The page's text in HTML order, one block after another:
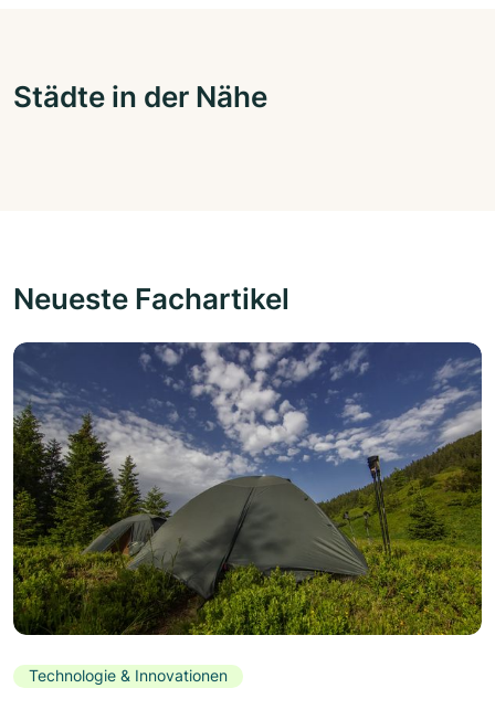
Städte in der Nähe
Neueste Fachartikel
Technologie & Innovationen